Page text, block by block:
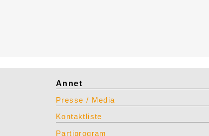
Annet
Presse / Media
Kontaktliste
Partiprogram